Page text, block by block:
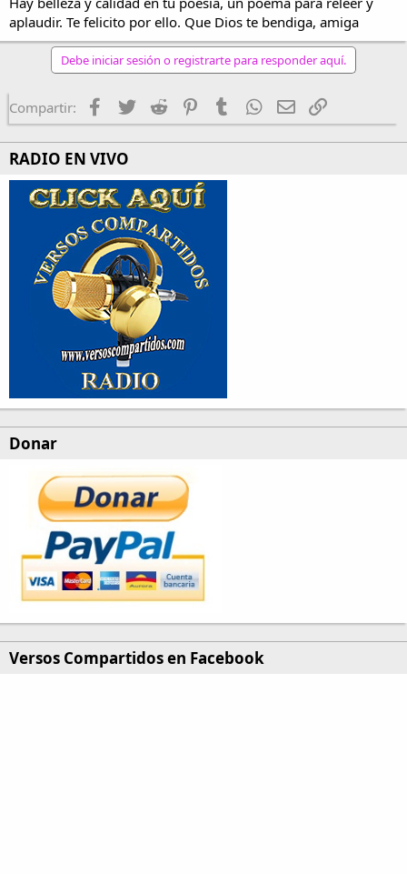
aplaudir. Te felicito por ello. Que Dios te bendiga, amiga
Debe iniciar sesión o registrarte para responder aquí.
Compartir: Facebook
TwitterReddit PinterestTumblrWhatsApp
EmailEnlace
RADIO EN VIVO
Donar
Versos Compartidos en Facebook